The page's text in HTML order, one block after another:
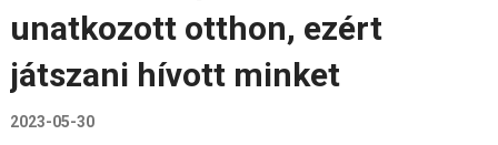
unatkozott otthon, ezért
játszani hívott minket
2023-05-30